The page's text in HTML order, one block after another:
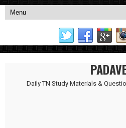
Daily TN Study Materials &